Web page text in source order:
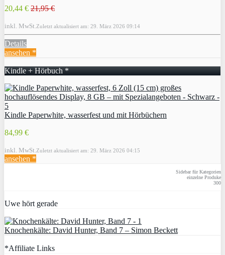
20,44 € 21,95 €
inkl. MwSt. Zuletzt aktualisiert am: 29. März 2026 09:14
Details
ansehen *
Kindle + Hörbuch *
Kindle Paperwhite, wasserfest und mit Hörbüchern
84,99 €
inkl. MwSt. Zuletzt aktualisiert am: 29. März 2026 04:15
ansehen *
Sidebar für Kategorien
einzelne Produke
300
Uwe hört gerade
Knochenkälte: David Hunter, Band 7 – Simon Beckett
*Affiliate Links